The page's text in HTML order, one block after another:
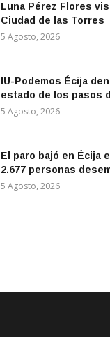
Luna Pérez Flores
Ciudad de las Torres
5 Agosto, 2026
IU-Podemos Écija
estado de los pasos
5 Agosto, 2026
El paro bajó en Écija
2.677 personas
5 Agosto, 2026